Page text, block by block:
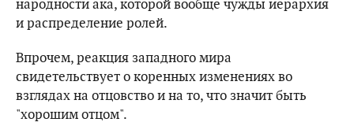
народности ака, которой вообще чужды иерархия
и распределение ролей.
Впрочем, реакция западного мира
свидетельствует о коренных изменениях во
взглядах на отцовство и на то, что значит быть
"хорошим отцом".